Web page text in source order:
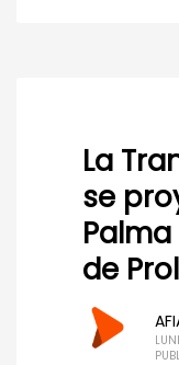
La
se
de